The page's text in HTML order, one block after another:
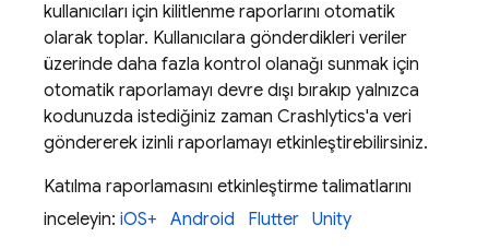
kullanıcıları için kilitlenme raporlarını otomatik
olarak toplar. Kullanıcılara gönderdikleri veriler
üzerinde daha fazla kontrol olanağı sunmak için
otomatik raporlamayı devre dışı bırakıp yalnızca
kodunuzda istediğiniz zaman Crashlytics'a veri
göndererek izinli raporlamayı etkinleştirebilirsiniz.
Katılma raporlamasını etkinleştirme talimatlarını
inceleyin: iOS+ Android Flutter Unity